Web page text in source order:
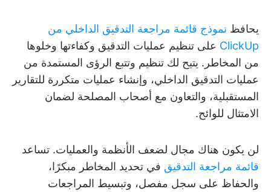
يحافظ نموذج قائمة مراجعة التدقيق الداخلي من
ClickUp على تنظيم عمليات التدقيق وكفاءتها وخلوها
من المخاطر. يتيح لك تنظيم وتتبع الرؤى المستمدة من
عمليات التدقيق الداخلي، وإنشاء عمليات متكررة للتقارير
المستقبلية، والتعاون مع أصحاب المصلحة لضمان
الامتثال للوائح.
لن يكون هناك مجال لضعف الأنظمة والعمليات. تساعد
قائمة مراجعة التدقيق في تحديد المخاطر مبكرًا،
والحفاظ على سجل مفصل، وتبسيط المراجعات